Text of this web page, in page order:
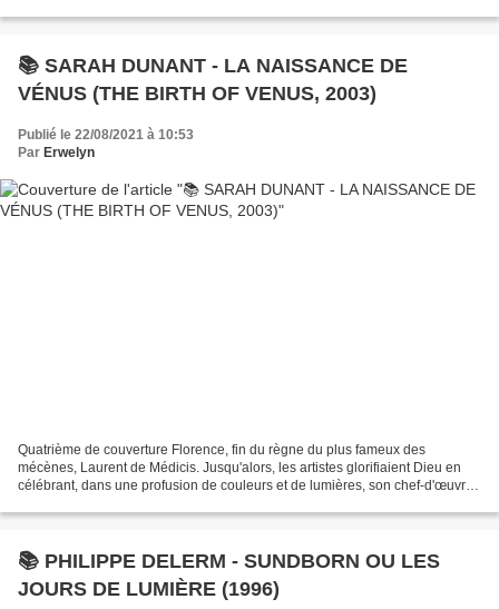
📚 SARAH DUNANT - LA NAISSANCE DE
VÉNUS (THE BIRTH OF VENUS, 2003)
Publié le 22/08/2021 à 10:53
Par Erwelyn
Quatrième de couverture Florence, fin du règne du plus fameux des
mécènes, Laurent de Médicis. Jusqu'alors, les artistes glorifiaient Dieu en
célébrant, dans une profusion de couleurs et de lumières, son chef-d'œuvre
📚 PHILIPPE DELERM - SUNDBORN OU LES
JOURS DE LUMIÈRE (1996)